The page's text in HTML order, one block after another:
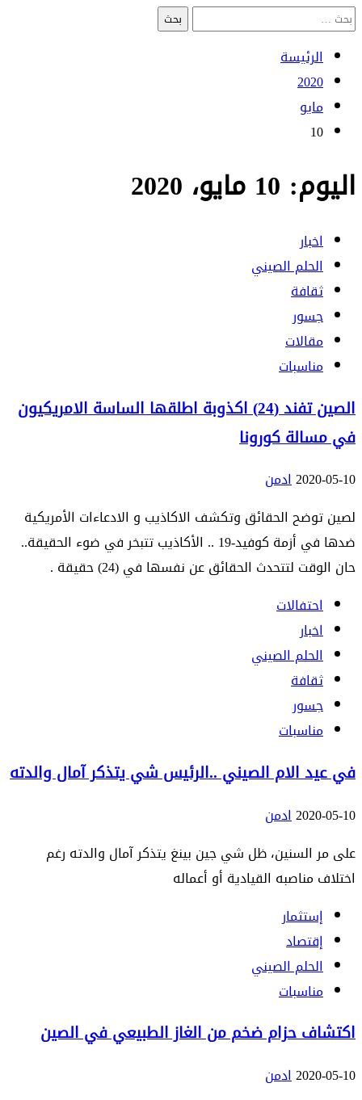
البحث
الرئيسة
2020
مايو
10
اليوم: 10 مايو، 2020
اخبار
الحلم الصيني
ثقافة
جسور
مقالات
مناسبات
الصين تفند (24) اكذوبة اطلقها الساسة الامريكيون
في مسالة كورونا
2020-05-10ادمن
لصين توضح الحقائق وتكشف الاكاذيب و الادعاءات الأمريكية
ضدها في أزمة كوفيد-19 .. الأكاذيب تتبخر في ضوء الحقيقة..
حان الوقت لتتحدث الحقائق عن نفسها في (24) حقيقة .
احتفالات
اخبار
الحلم الصيني
ثقافة
جسور
مناسبات
في عيد الام الصيني ..الرئيس شي يتذكر آمال والدته
2020-05-10ادمن
على مر السنين، ظل شي جين بينغ يتذكر آمال والدته رغم
اختلاف مناصبه القيادية أو أعماله
إستثمار
إقتصاد
الحلم الصيني
مناسبات
اكتشاف حزام ضخم من الغاز الطبيعي في الصين
2020-05-10ادمن